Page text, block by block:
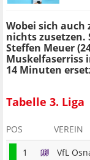
Wobei sich auch
nichts zusetzen.
Steffen Meuer
Muskelfaserriss
14 Minuten
Tabelle 3. Liga
POS VEREIN
1
VfL